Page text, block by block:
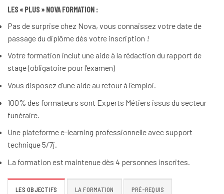
LES « PLUS » NOVA FORMATION :
Pas de surprise chez Nova, vous connaissez votre date de
passage du diplôme dès votre inscription !
Votre formation inclut une aide à la rédaction du rapport de
stage (obligatoire pour l’examen)
Vous disposez d’une aide au retour à l’emploi.
100% des formateurs sont Experts Métiers issus du secteur
funéraire.
Une plateforme e-learning professionnelle avec support
technique 5/7j.
La formation est maintenue dès 4 personnes inscrites.
LES OBJECTIFS LA FORMATION PRÉ-REQUIS